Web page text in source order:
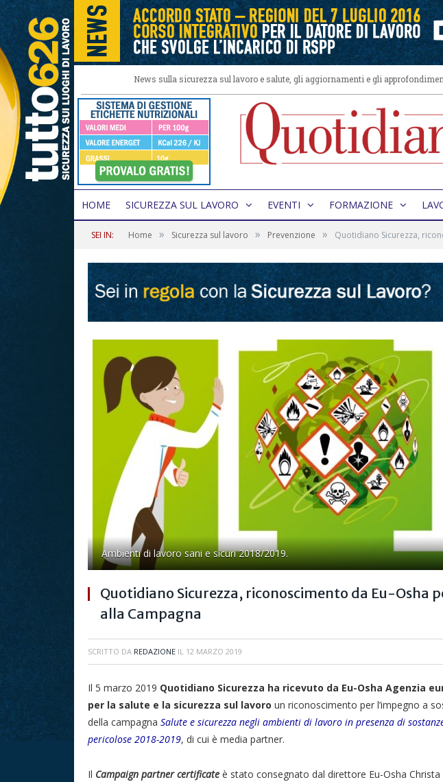
News sulla sicurezza sul lavoro e salute, gli aggiornamenti e gli
HOME SICUREZZA SUL LAVORO EVENTI FORMAZIONE
SEI IN: Home » Sicurezza sul lavoro » Prevenzione » Quotidiano Sicurezza,
Ambienti di lavoro sani e sicuri 2018/2019.
Quotidiano Sicurezza, riconoscimento da Eu-Osha
alla Campagna
SCRITTO DA REDAZIONE IL 12 MARZO 2019
Il 5 marzo 2019 Quotidiano Sicurezza ha ricevuto da Eu-Osha Agenzia
per la salute e la sicurezza sul lavoro un riconoscimento per l’impegno a
della campagna Salute e sicurezza negli ambienti di lavoro in presenza di
pericolose 2018-2019, di cui è media partner.
Il Campaign partner certificate è stato consegnato dal direttore Eu-Osha Christa